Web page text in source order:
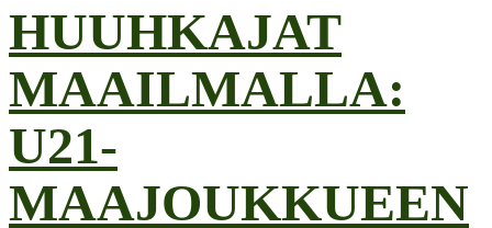
HUUHKAJAT
MAAILMALLA:
U21-
MAAJOUKKUEEN